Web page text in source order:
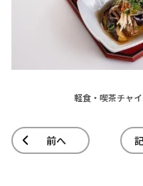
軽食・喫茶チャ
前へ